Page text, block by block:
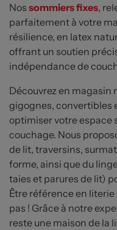
Nos sommiers fixes,
parfaitement à votre
résilience, en latex
offrant un soutien
indépendance de
Découvrez en magasin
gigognes, convertibles
optimiser votre espace
couchage. Nous
de lit, traversins,
forme, ainsi que du
taies et parures de lit)
Être référence en
pas ! Grâce à notre
reste une maison de la